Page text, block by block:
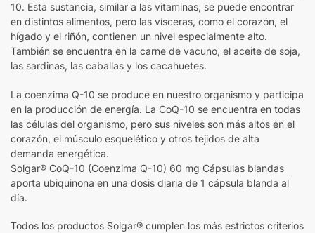
10. Esta sustancia, similar a las vitaminas, se puede encontrar
en distintos alimentos, pero las vísceras, como el corazón, el
hígado y el riñón, contienen un nivel especialmente alto.
También se encuentra en la carne de vacuno, el aceite de soja,
las sardinas, las caballas y los cacahuetes.
La coenzima Q-10 se produce en nuestro organismo y participa
en la producción de energía. La CoQ-10 se encuentra en todas
las células del organismo, pero sus niveles son más altos en el
corazón, el músculo esquelético y otros tejidos de alta
demanda energética.
Solgar® CoQ-10 (Coenzima Q-10) 60 mg Cápsulas blandas
aporta ubiquinona en una dosis diaria de 1 cápsula blanda al
día.
Todos los productos Solgar® cumplen los más estrictos criterios